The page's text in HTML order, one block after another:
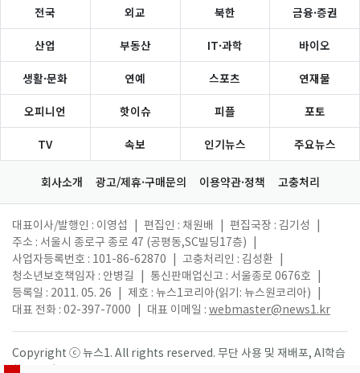
전국 외교 북한 금융·증권
산업 부동산 IT·과학 바이오
생활·문화 연예 스포츠 연재물
오피니언 핫이슈 피플 포토
TV 속보 인기뉴스 주요뉴스
회사소개 광고/제휴·구매문의 이용약관·정책 고충처리
대표이사/발행인 : 이영섭 편집인 : 채원배 편집국장 : 김기성
주소 : 서울시 종로구 종로 47 (공평동,SC빌딩17층)
사업자등록번호 : 101-86-62870
고충처리인 : 김성환
청소년보호책임자 : 안병길
통신판매업신고 : 서울종로 0676호
등록일 : 2011. 05. 26
제호 : 뉴스1코리아(읽기: 뉴스원코리아)
대표 전화 : 02-397-7000
대표 이메일 : webmaster@news1.kr
Copyright ⓒ 뉴스1. All rights reserved. 무단 사용 및 재배포, AI학습